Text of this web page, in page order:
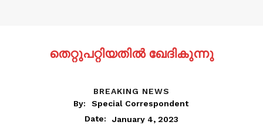
തെറ്റുപറ്റിയതിൽ ഖേദികുന്നു
BREAKING NEWS
By:
Special Correspondent
Date:
January 4, 2023